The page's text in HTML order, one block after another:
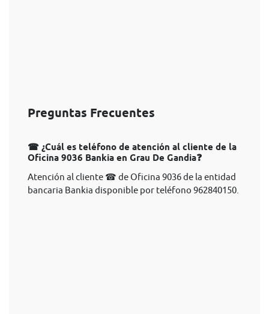
Preguntas Frecuentes
☎ ¿Cuál es teléfono de atención al cliente de la
Oficina 9036 Bankia en Grau De Gandia❓
Atención al cliente ☎ de Oficina 9036 de la entidad
bancaria Bankia disponible por teléfono 962840150.